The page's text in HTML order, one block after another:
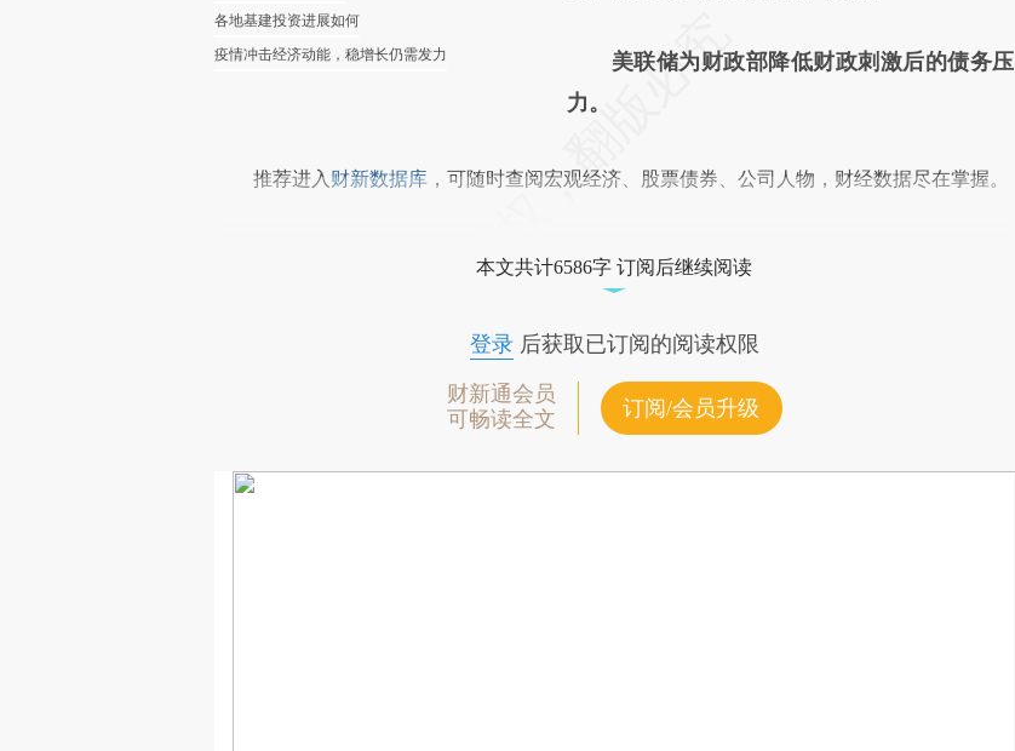
各地基建投资进展如何
疫情冲击经济动能，稳增长仍需发力
美联储为财政部降低财政刺激后的债务压
力。
推荐进入 财新数据库 ，可随时查阅宏观经济、股票债券、公司人物，财经数据尽在掌握。
本文共计6586字 订阅后继续阅读
登录后获取已订阅的阅读权限
财新通会员
可畅读全文
订阅/会员升级